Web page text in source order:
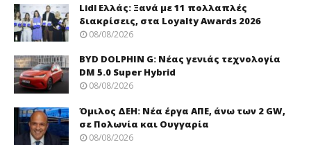
Lidl Ελλάς: Ξανά με 11 πολλαπλές
διακρίσεις, στα Loyalty Awards 2026
08/08/2026
BYD DOLPHIN G: Νέας γενιάς τεχνολογία
DM 5.0 Super Hybrid
08/08/2026
Όμιλος ΔΕΗ: Νέα έργα ΑΠΕ, άνω των 2 GW,
σε Πολωνία και Ουγγαρία
08/08/2026